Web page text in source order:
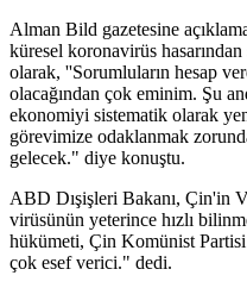
Alman Bild gazetesine
küresel koronavirüs
olarak, ''Sorumluların hesap
olacağından çok eminim. Şu
ekonomiyi sistematik olarak
görevimize odaklanmak
gelecek." diye konuştu.
ABD Dışişleri Bakanı, Çin'in
virüsünün yeterince hızlı
hükümeti, Çin Komünist
çok esef verici." dedi.